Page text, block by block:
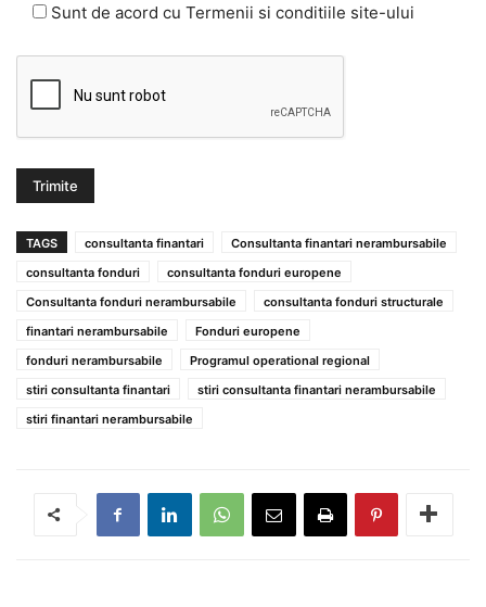
Sunt de acord cu Termenii si conditiile site-ului
TAGS consultanta finantari
Consultanta finantari nerambursabile
consultanta fonduri
consultanta fonduri europene
Consultanta fonduri nerambursabile
consultanta fonduri structurale
finantari nerambursabile
Fonduri europene
fonduri nerambursabile
Programul operational regional
stiri consultanta finantari
stiri consultanta finantari nerambursabile
stiri finantari nerambursabile